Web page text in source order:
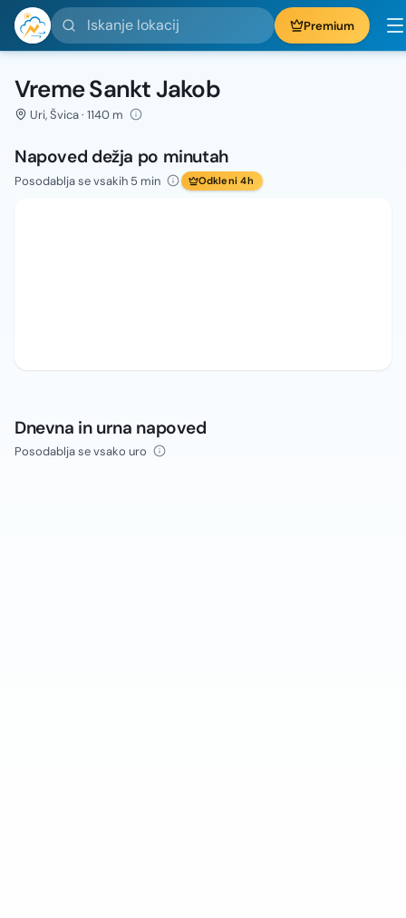
Iskanje lokacij Premium
Vreme Sankt Jakob
Uri, Švica · 1140 m
Napoved dežja po minutah
Posodablja se vsakih 5 min Odkleni 4h
Dnevna in urna napoved
Posodablja se vsako uro